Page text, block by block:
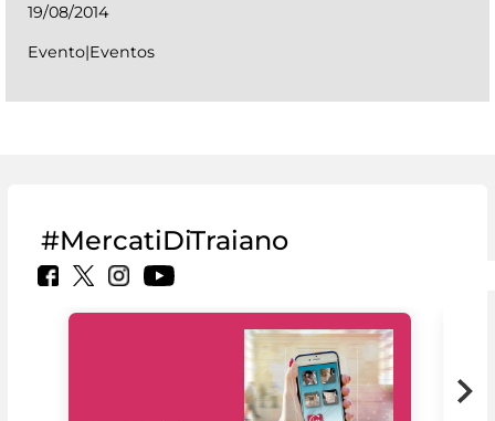
19/08/2014
Evento|Eventos
#MercatiDiTraiano